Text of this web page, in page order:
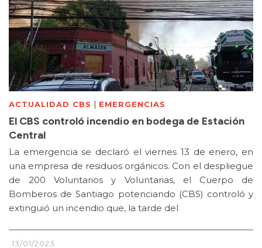
ACTUALIDAD CBS | EMERGENCIAS
El CBS controló incendio en bodega de Estación
Central
La emergencia se declaró el viernes 13 de enero, en
una empresa de residuos orgánicos. Con el despliegue
de 200 Voluntarios y Voluntarias, el Cuerpo de
Bomberos de Santiago potenciando (CBS) controló y
extinguió un incendio que, la tarde del
13/01/2023